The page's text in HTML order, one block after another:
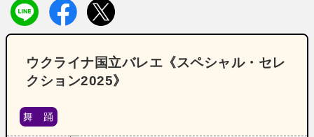
ウクライナ国立バレエ《スペシャル・セレ
クション2025》
舞 踊